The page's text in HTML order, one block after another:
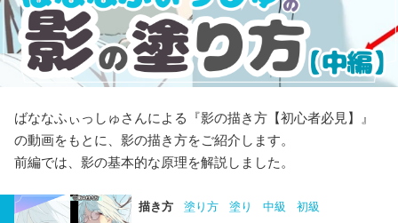
ばななふぃっしゅさんによる『影の描き方【初心者必見】』
の動画をもとに、影の描き方をご紹介します。
前編では、影の基本的な原理を解説しました。
描き方 塗り方 塗り 中級 初級